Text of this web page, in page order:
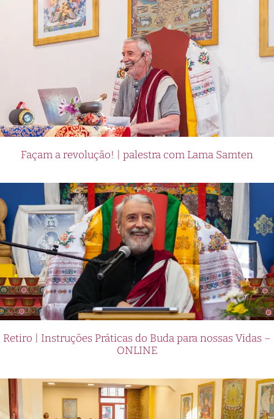
Façam a revolução! | palestra com Lama Samten
Retiro | Instruções Práticas do Buda para nossas Vidas –
ONLINE